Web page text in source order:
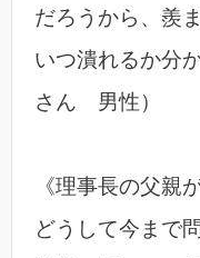
だろうから、羨
いつ潰れるか分
さん 男性）
《理事長の父親
どうして今まで